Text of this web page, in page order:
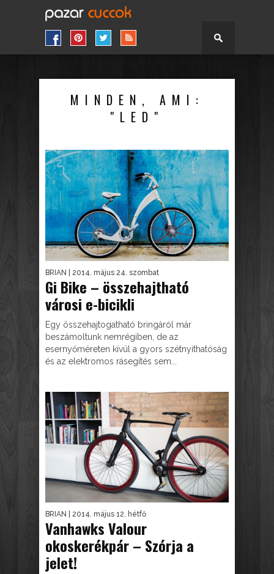
MINDEN, AMI:
"LED"
BRIAN | 2014. május 24. szombat
Gi Bike – összehajtható
városi e-bicikli
Egy összehajtogatható bringáról már
beszámoltunk nemrégiben, de az
esernyőméreten kívül a gyors szétnyithatóság
és az elektromos rásegítés sem...
BRIAN | 2014. május 12. hétfő
Vanhawks Valour
okoskerékpár – Szórja a
jelet!